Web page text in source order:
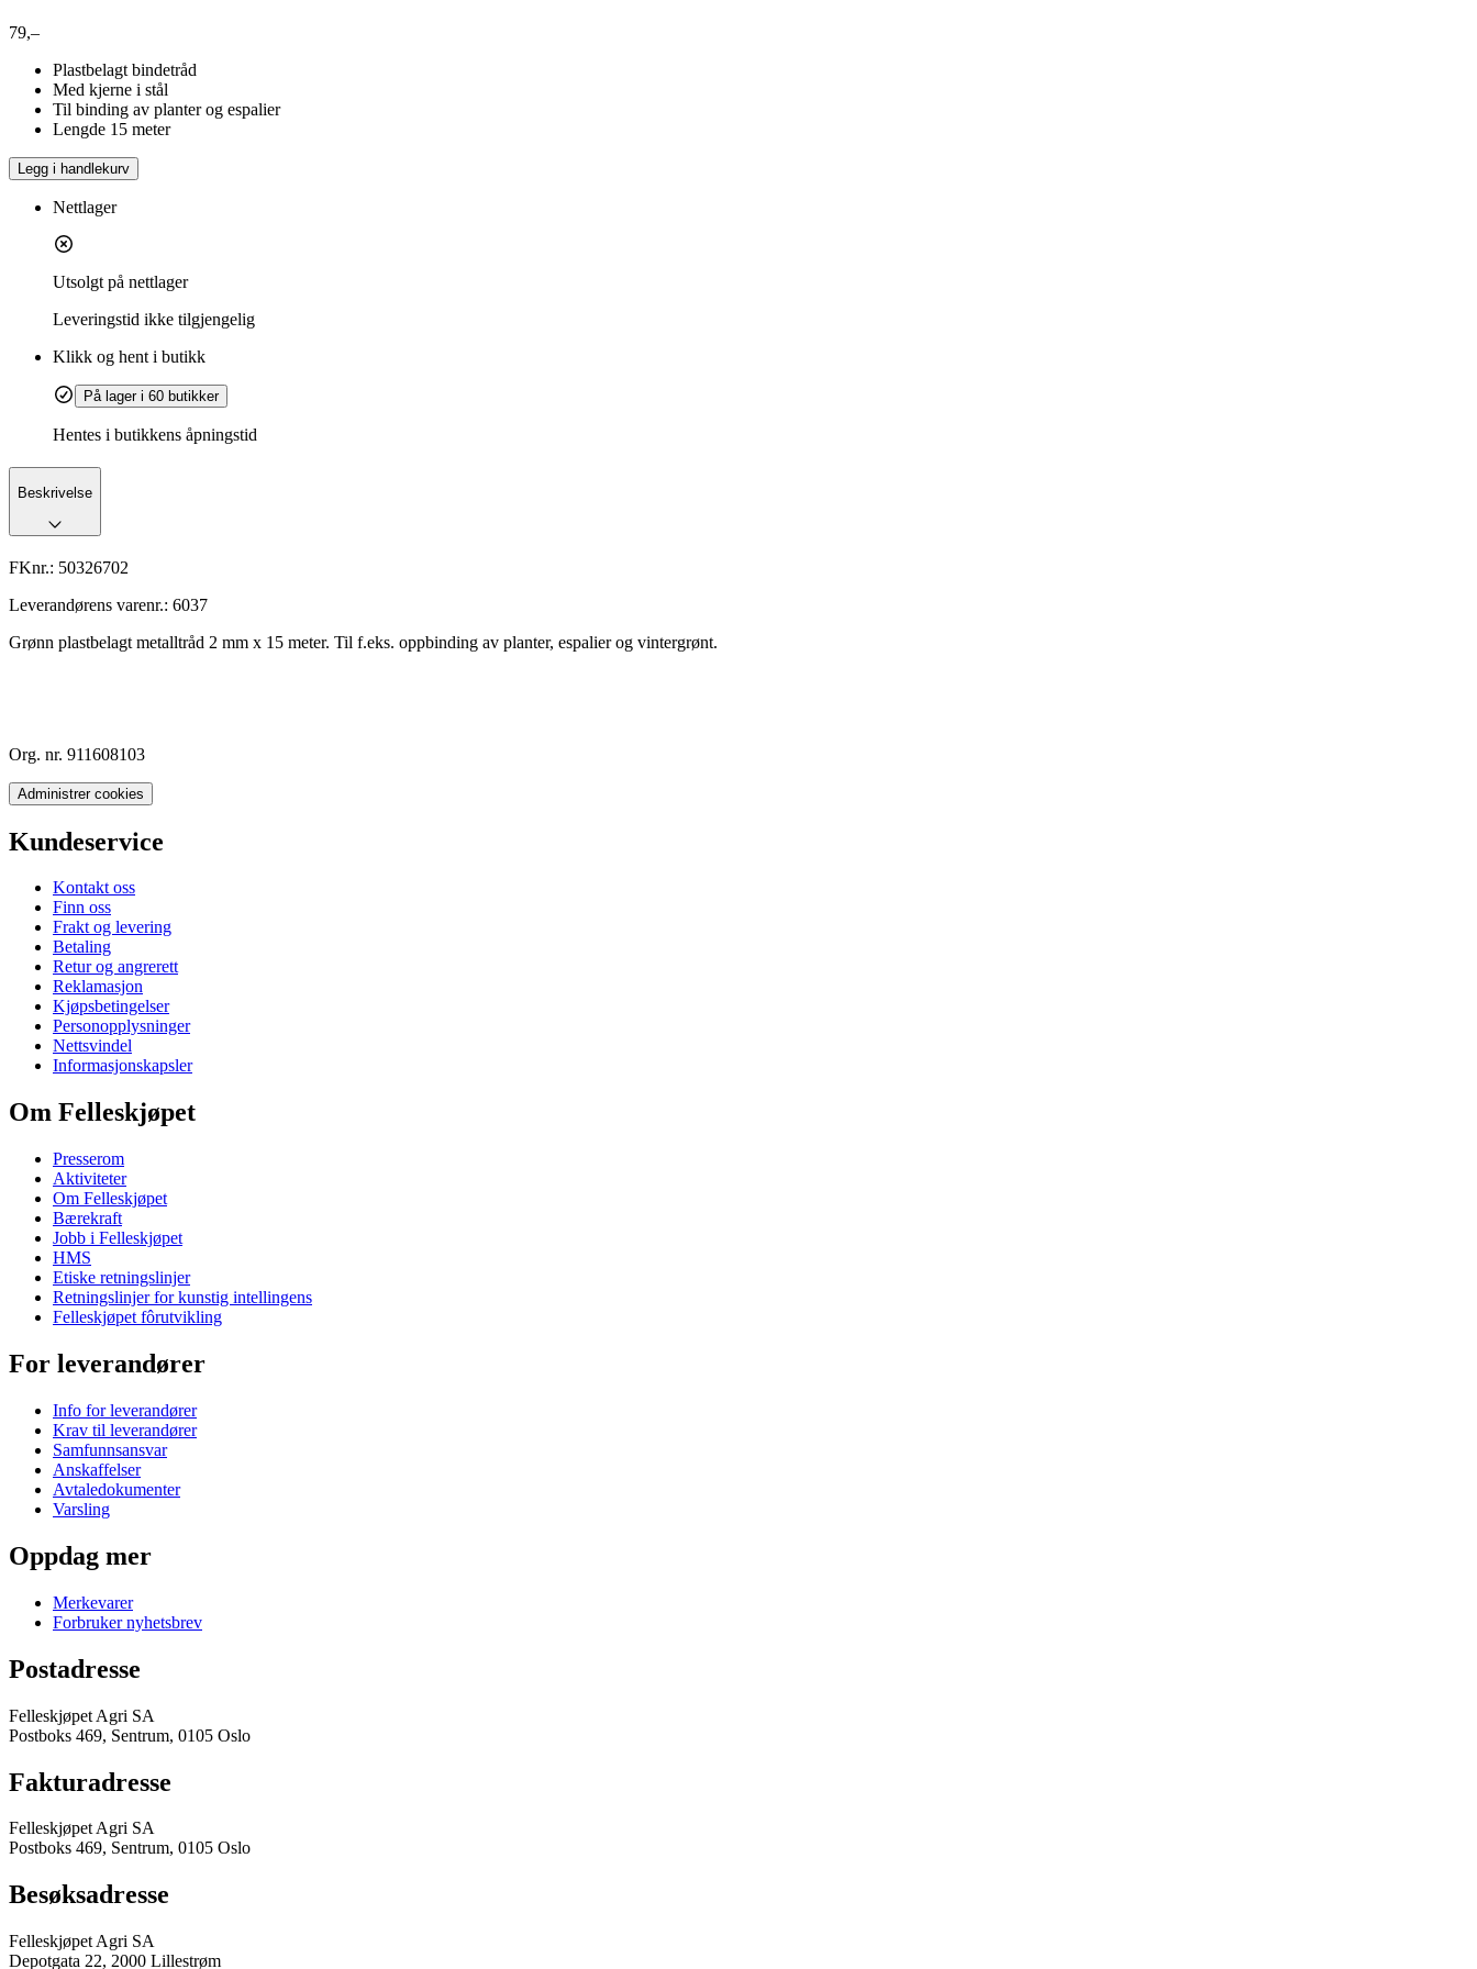
79,–
Plastbelagt bindetråd
Med kjerne i stål
Til binding av planter og espalier
Lengde 15 meter
Legg i handlekurv
Nettlager
Utsolgt på nettlager
Leveringstid ikke tilgjengelig
Klikk og hent i butikk
På lager i 60 butikker
Hentes i butikkens åpningstid
Beskrivelse
FKnr.: 50326702
Leverandørens varenr.: 6037
Grønn plastbelagt metalltråd 2 mm x 15 meter. Til f.eks. oppbinding av planter, espalier og vintergrønt.
Org. nr. 911608103
Administrer cookies
Kundeservice
Kontakt oss
Finn oss
Frakt og levering
Betaling
Retur og angrerett
Reklamasjon
Kjøpsbetingelser
Personopplysninger
Nettsvindel
Informasjonskapsler
Om Felleskjøpet
Presserom
Aktiviteter
Om Felleskjøpet
Bærekraft
Jobb i Felleskjøpet
HMS
Etiske retningslinjer
Retningslinjer for kunstig intellingens
Felleskjøpet fôrutvikling
For leverandører
Info for leverandører
Krav til leverandører
Samfunnsansvar
Anskaffelser
Avtaledokumenter
Varsling
Oppdag mer
Merkevarer
Forbruker nyhetsbrev
Postadresse
Felleskjøpet Agri SA
Postboks 469, Sentrum, 0105 Oslo
Fakturadresse
Felleskjøpet Agri SA
Postboks 469, Sentrum, 0105 Oslo
Besøksadresse
Felleskjøpet Agri SA
Depotgata 22, 2000 Lillestrøm